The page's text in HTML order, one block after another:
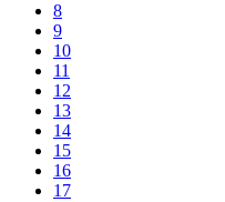
8
9
10
11
12
13
14
15
16
17